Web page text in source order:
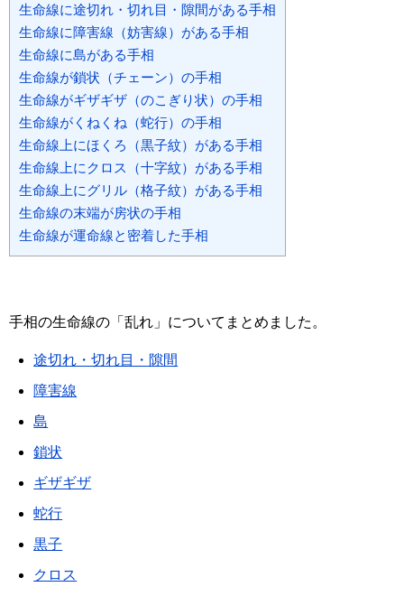
生命線に途切れ・切れ目・隙間がある手相
生命線に障害線（妨害線）がある手相
生命線に島がある手相
生命線が鎖状（チェーン）の手相
生命線がギザギザ（のこぎり状）の手相
生命線がくねくね（蛇行）の手相
生命線上にほくろ（黒子紋）がある手相
生命線上にクロス（十字紋）がある手相
生命線上にグリル（格子紋）がある手相
生命線の末端が房状の手相
生命線が運命線と密着した手相
手相の生命線の「乱れ」についてまとめました。
途切れ・切れ目・隙間
障害線
島
鎖状
ギザギザ
蛇行
黒子
クロス